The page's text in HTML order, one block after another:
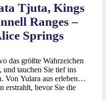
Tjuta, Kings
Ranges –
Springs
das größte Wahrzeichen
tauchen Sie tief ins
Von Yulara aus erleben
erstrahlt, bevor Sie die